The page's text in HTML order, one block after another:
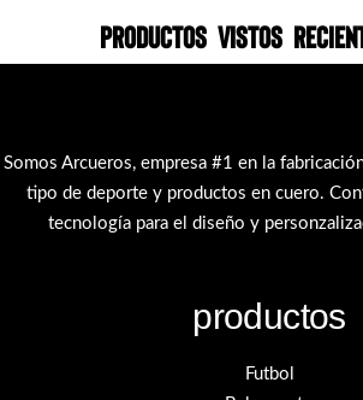
Productos vistos
Somos Arcueros, empresa #1 en la
tipo de deporte y productos en cuero.
tecnología para el diseño y
productos
Futbol